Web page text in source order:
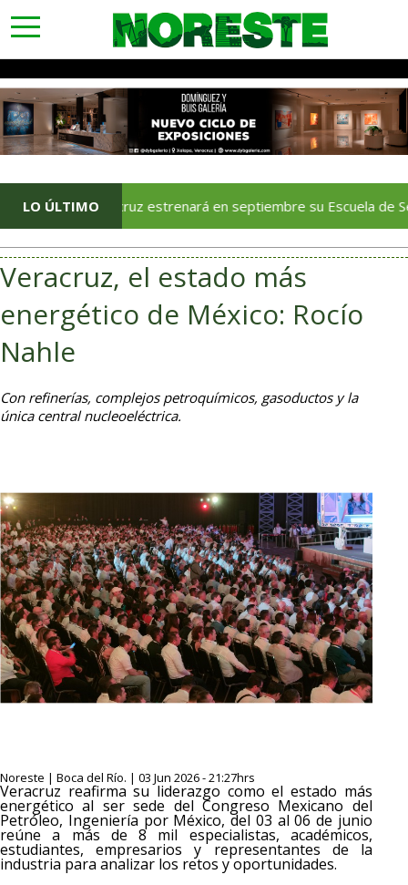
toggle
navigation
LO ÚLTIMO
Veracruz estrenará en septiembre su Escuela de Servicios
Veracruz, el estado más
energético de México: Rocío
Nahle
Con refinerías, complejos petroquímicos, gasoductos y la
única central nucleoeléctrica.
Noreste | Boca del Río. | 03 Jun 2026 - 21:27hrs
Veracruz reafirma su liderazgo como el estado más
energético al ser sede del Congreso Mexicano del
Petróleo, Ingeniería por México, del 03 al 06 de junio
reúne a más de 8 mil especialistas, académicos,
estudiantes, empresarios y representantes de la
industria para analizar los retos y oportunidades.